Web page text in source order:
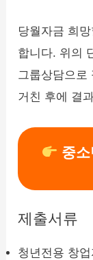
당월자금 희
합니다. 위의
그룹상담으로
거친 후에 결
중
제출서류
청년전용 창